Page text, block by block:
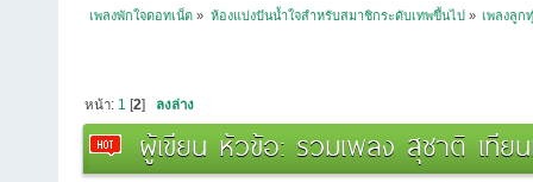
เพลงพักใจดอทเน็ต » ห้องแบ่งปันน้ำใจสำหรับสมาชิกระดับเทพขึ้นไป » เพลงลูก
หน้า: 1 [2] ลงล่าง
ผู้เขียน หัวข้อ: รวมเพลง สุชาติ เที